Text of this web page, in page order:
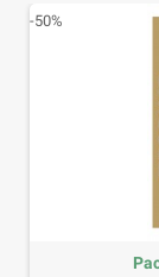
-50%